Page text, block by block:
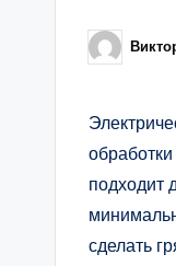
Posted
by
подходит
сделать